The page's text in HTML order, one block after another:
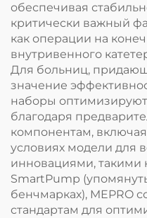
обеспечивая
критически важный
как операции на
внутривенного
Для больниц,
значение
наборы
благодаря
компонентам,
условиях модели для
инновациями, такими
SmartPump
бенчмарках), MEPRO
стандартам для